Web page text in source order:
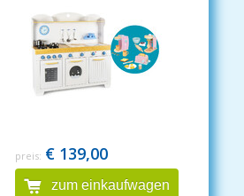
preis: € 139,00
zum einkaufwagen